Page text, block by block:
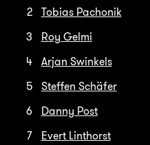
2
Tobias Pachonik
3
Roy Gelmi
4
Arjan Swinkels
5
Steffen Schäfer
6
Danny Post
7
Evert Linthorst